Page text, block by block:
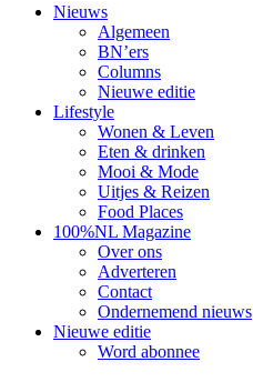
Nieuws
Algemeen
BN’ers
Columns
Nieuwe editie
Lifestyle
Wonen & Leven
Eten & drinken
Mooi & Mode
Uitjes & Reizen
Food Places
100%NL Magazine
Over ons
Adverteren
Contact
Ondernemend nieuws
Nieuwe editie
Word abonnee